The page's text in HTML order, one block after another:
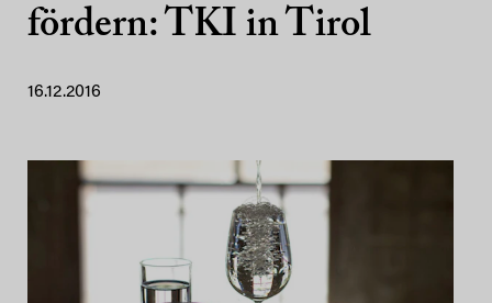
fördern: TKI in Tirol
16.12.2016